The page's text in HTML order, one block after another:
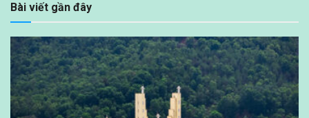
Bài viết gần đây